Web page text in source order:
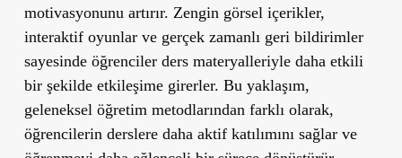
motivasyonunu artırır. Zengin görsel içerikler,
interaktif oyunlar ve gerçek zamanlı geri bildirimler
sayesinde öğrenciler ders materyalleriyle daha etkili
bir şekilde etkileşime girerler. Bu yaklaşım,
geleneksel öğretim metodlarından farklı olarak,
öğrencilerin derslere daha aktif katılımını sağlar ve